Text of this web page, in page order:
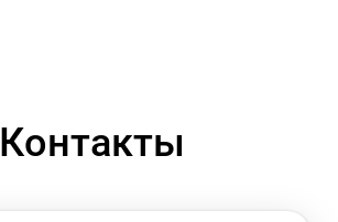
Контакты